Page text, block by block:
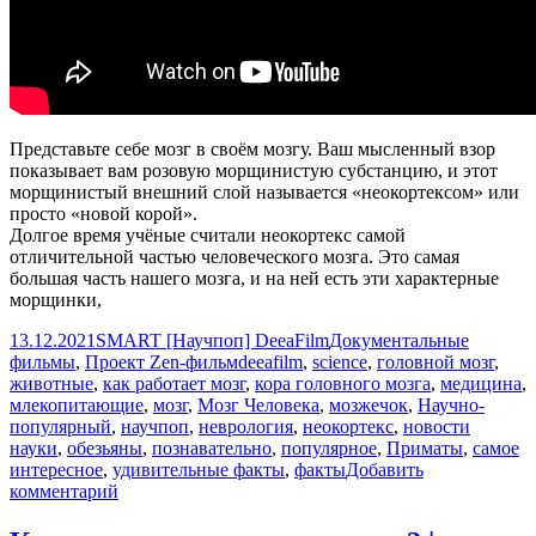
Представьте себе мозг в своём мозгу. Ваш мысленный взор
показывает вам розовую морщинистую субстанцию, и этот
морщинистый внешний слой называется «неокортексом» или
просто «новой корой».
Долгое время учёные считали неокортекс самой
отличительной частью человеческого мозга. Это самая
большая часть нашего мозга, и на ней есть эти характерные
морщинки,
Опубликовано
13.12.2021 Автор
SMART [Научпоп] DeeaFilmРубрики
Документальные
фильмы, Проект Zen-фильмМетки
deeafilm, science, головной мозг,
животные, как работает мозг, кора головного мозга, медицина,
млекопитающие, мозг, Мозг Человека, мозжечок, Научно-
популярный, научпоп, неврология, неокортекс, новости
науки, обезьяны, познавательно, популярное, Приматы, самое
интересное, удивительные факты, фактыДобавить
комментарий